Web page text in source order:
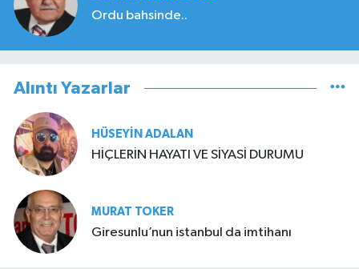
Ordu bahsinde..
Alıntı Yazarlar
HÜSEYIN ADALAN
HİÇLERİN HAYATI VE SİYASİ DURUMU
MURAT TOKER
Giresunlu’nun istanbul da imtihanı